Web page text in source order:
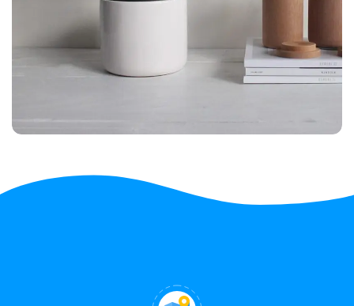
Accessories
Potenti parturient parturie